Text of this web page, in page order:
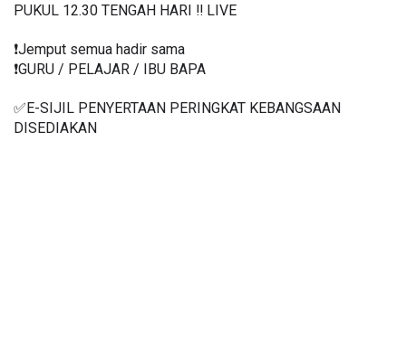
PUKUL 12.30 TENGAH HARI ‼️ LIVE
❗️Jemput semua hadir sama
❗️GURU / PELAJAR / IBU BAPA
✅E-SIJIL PENYERTAAN PERINGKAT KEBANGSAAN
DISEDIAKAN